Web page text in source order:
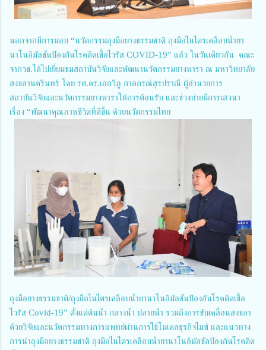
นอกจากมีการมอบ “นวัตกรรมถุงมือยางธรรมชาติ ถุงมือไนไตรเคลือบน้ำยา
นาโนอิมัลชันป้องกันโรคติดเชื้อไวรัส COVID-19” แล้ว ในวันเดียวกัน คณะ
จากวช.ได้ไปเยี่ยมชมสถาบันวิจัยและพัฒนานวัตกรรมยางพารา ณ มหาวิทยาลัย
สงขลานครินทร์ โดย รศ.ดร.เอกวิภู กาลกรณ์สุรปราณี ผู้อำนวยการ
สถาบันวิจัยและนวัตกรรมยางพาราให้การต้อนรับ และช่วงบ่ายมีการเสวนา
เรื่อง “พัฒนาคุณภาพชีวิตที่ดีขึ้น ด้วยนวัตกรรมไทย
ถุงมือยางธรรมชาติ/ถุงมือไนไตรเคลือบน้ำยานาโนอิมัลชันป้องกันโรคติดเชื้อ
ไวรัส Covid-19” ตั้งแต่ต้นน้ำ กลางน้ำ ปลายน้ำ รวมถึงการขับเคลื่อนสงขลา
ด้วยวิจัยและนวัตกรรมทางการแพทย์ผ่านการใช้โมเดลธุรกิจไมซ์ และแนวทาง
การนำถุงมือยางธรรมชาติ ถุงมือไนไตรเคลือบน้ำยานาโนอิมัลชัลป้องกันโรคติด